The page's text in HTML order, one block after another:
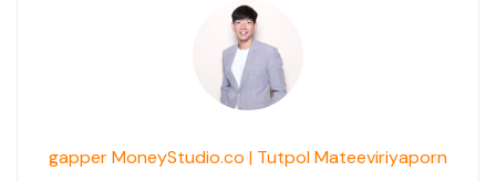
gapper MoneyStudio.co | Tutpol Mateeviriyaporn